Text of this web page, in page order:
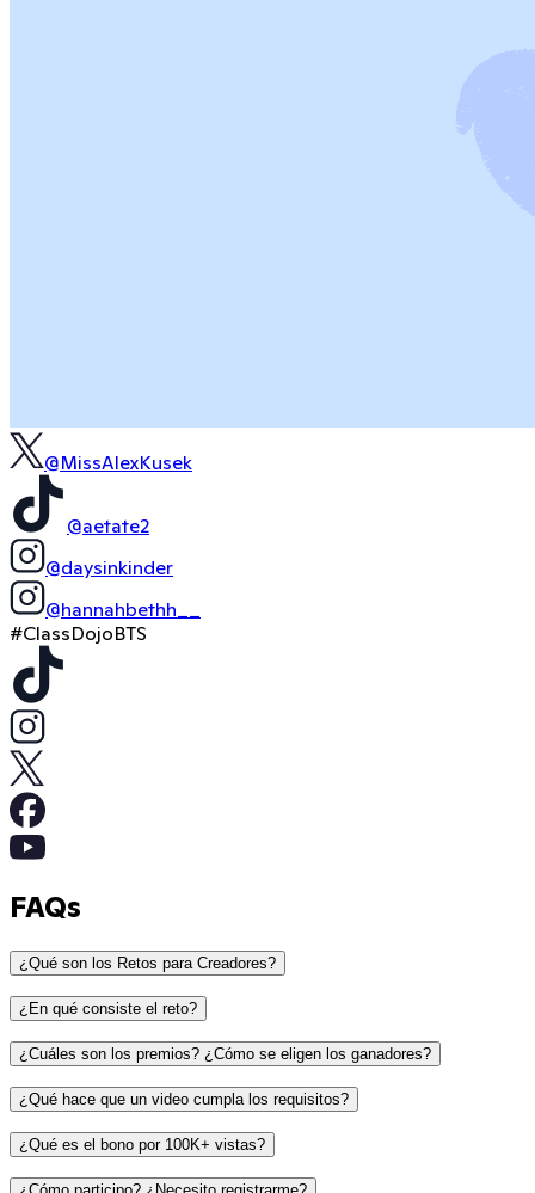
@MissAlexKusek
@aetate2
@daysinkinder
@hannahbethh__
#ClassDojoBTS
FAQs
¿Qué son los Retos para Creadores?
¿En qué consiste el reto?
¿Cuáles son los premios? ¿Cómo se eligen los ganadores?
1.er lugar: $500 para cumplir la lista de deseos de tu
salón de clases
¿Qué hace que un video cumpla los requisitos?
Ser un video (no una foto, un carrusel ni una historia)
¿Qué es el bono por 100K+ vistas?